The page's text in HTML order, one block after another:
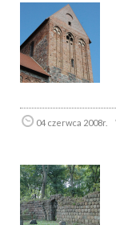
04 czerwca 2008r.